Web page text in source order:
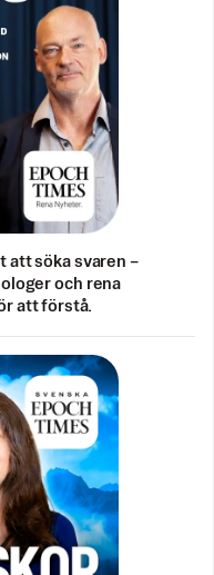
att söka svaren –
och rena
att förstå.